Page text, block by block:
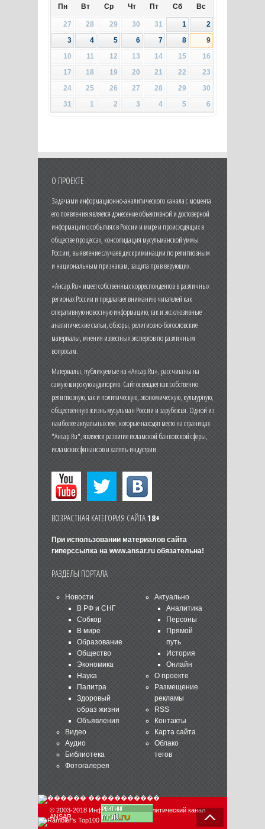
Пн Вт Ср Чт Пт Сб Вс
27 28 29 30 31 1
2
3
4 5 6 7 8
9
10
11 12 13 14 15
16
17
18 19 20 21 22
23
24
25 26 27 28 29
30
31
1 2 3 4 5 6
О ПРОЕКТЕ
Задачами информационно-аналитического канала с момента
его появления является донесение объективной и достоверной
информации о событиях в России и мире и происходящих в
обществе процессах, консолидация мусульманской уммы
России, выявление случаев дискриминации по религиозным
и национальным признакам, защита прав верующих.
«Ансар.Ru» имеет собственных корреспондентов в различных
регионах России и предлагает вниманию читателей как
оперативную новостную информацию, так и эксклюзивные
аналитические статьи, обзоры, религиозно-богословские
материалы, мнения известных экспертов по различным
вопросам.
Материалы, публикуемые на «Ансар.Ru», рассчитаны на
самую широкую аудиторию. Сайт освещает как собственно
религиозную, так и политическую, экономическую, культурную,
общественную жизнь мусульман России и зарубежья. Одной из
наиболее актуальных тем, которые находят место на страницах
"Ансар.Ru", является развитие исламской банковской сферы,
исламских финансов и халяль-индустрии.
ВОЗРАСТНАЯ КАТЕГОРИЯ САЙТА18+
При использовании материалов сайта
гиперссылка на www.ansar.ruобязательна!
РАЗДЕЛЫ ПОРТАЛА
Новости
В РФ и СНГ
Собкор
В мире
Образование
Общество
Экономика
Наука
Палитра
Здоровый
образ жизни
Объявления
Видео
Аудио
Библиотека
Фотогалерея
Актуально
Аналитика
Персоны
Прямой
путь
История
Онлайн
О проекте
Размещение
рекламы
RSS
Контакты
Карта сайта
Облако
тегов
© 2003-2018 Информационно-аналитический канал
ANSAR